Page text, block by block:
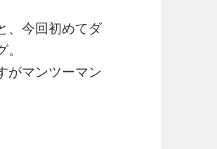
、今回初めてダ
がマンツーマン